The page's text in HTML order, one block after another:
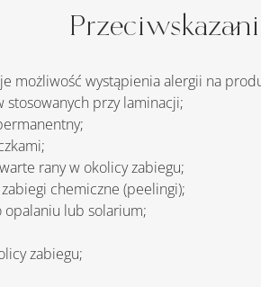
możliwość wystąpienia alergii na
przy laminacji;
rany w okolicy zabiegu;
chemiczne (peelingi);
opalaniu lub solarium;
zabiegu;